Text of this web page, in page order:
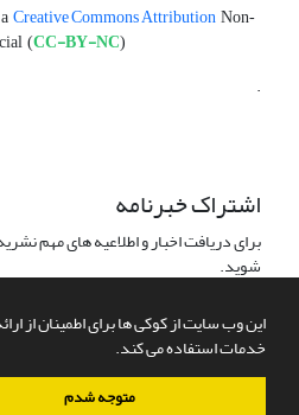
این وب سایت از کوکی ها برای اطمینان از
خدمات استفاده می کند.
متوجه شدم
Creative Commons Attribution Non-
(CC-BY-NC)
.
اشتراک خبرنامه
برای دریافت اخبار و اطلاعیه های مهم
شوید.